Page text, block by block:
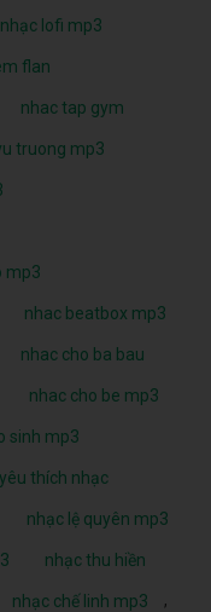
nhạc lofi mp3
flan
nhac tap gym
truong mp3
mp3
nhac beatbox mp3
nhac cho ba bau
nhac cho be mp3
sinh mp3
yêu thích nhạc
nhạc lệ quyên mp3
nhạc thu hiền
nhạc chế linh mp3
,